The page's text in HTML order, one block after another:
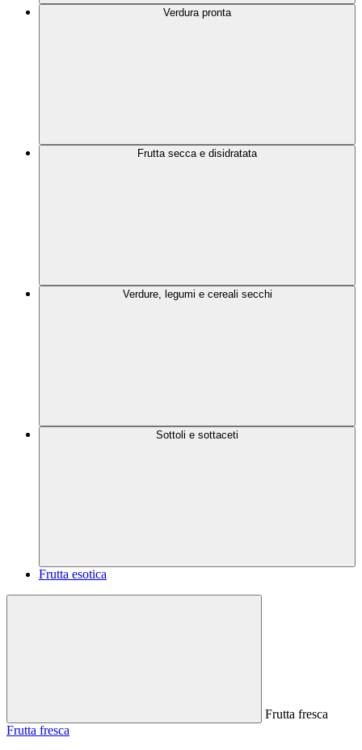
Verdura pronta
Frutta secca e disidratata
Verdure, legumi e cereali secchi
Sottoli e sottaceti
Frutta esotica
Frutta fresca
Frutta fresca